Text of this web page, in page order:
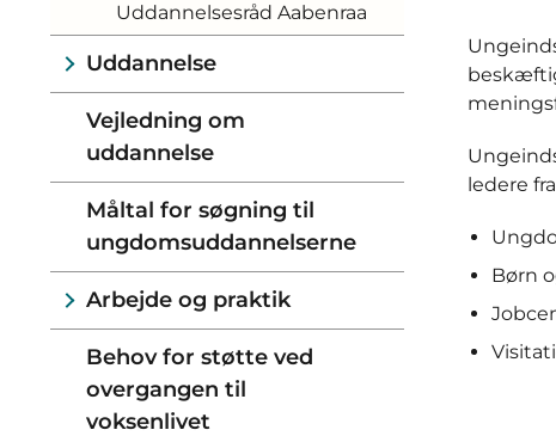
Uddannelsesråd Aabenraa
Uddannelse
Vejledning om
uddannelse
Måltal for søgning til
ungdomsuddannelserne
Arbejde og praktik
Behov for støtte ved
overgangen til
voksenlivet
ledere
Børn